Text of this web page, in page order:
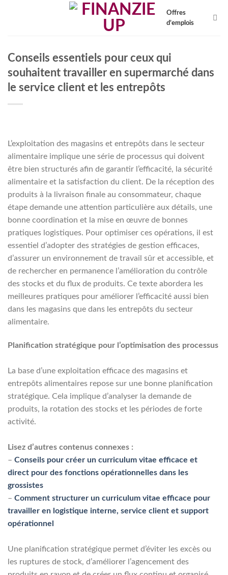
Offres
d’emplois
Conseils essentiels pour ceux qui
souhaitent travailler en supermarché dans
le service client et les entrepôts
L’exploitation des magasins et entrepôts dans le secteur
alimentaire implique une série de processus qui doivent
être bien structurés afin de garantir l’efficacité, la sécurité
alimentaire et la satisfaction du client. De la réception des
produits à la livraison finale au consommateur, chaque
étape demande une attention particulière aux détails, une
bonne coordination et la mise en œuvre de bonnes
pratiques logistiques. Pour optimiser ces opérations, il est
essentiel d’adopter des stratégies de gestion efficaces,
d’assurer un environnement de travail sûr et accessible, et
de rechercher en permanence l’amélioration du contrôle
des stocks et du flux de produits. Ce texte abordera les
meilleures pratiques pour améliorer l’efficacité aussi bien
dans les magasins que dans les entrepôts du secteur
alimentaire.
Planification stratégique pour l’optimisation des processus
La base d’une exploitation efficace des magasins et
entrepôts alimentaires repose sur une bonne planification
stratégique. Cela implique d’analyser la demande de
produits, la rotation des stocks et les périodes de forte
activité.
Lisez d’autres contenus connexes :
– Conseils pour créer un curriculum vitae efficace et
direct pour des fonctions opérationnelles dans les
grossistes
– Comment structurer un curriculum vitae efficace pour
travailler en logistique interne, service client et support
opérationnel
Une planification stratégique permet d’éviter les excès ou
les ruptures de stock, d’améliorer l’agencement des